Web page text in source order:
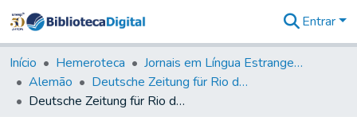
&
Coleções
Tudo na
Biblioteca
Entrar
Início Hemeroteca
Jornais em Língua Estrangeira
Alemão
Deutsche Zeitung für Rio de Janeiro
Deutsche Zeitung für Rio de Janeiro, 1914, Jahrg. XVIII, nr. 246